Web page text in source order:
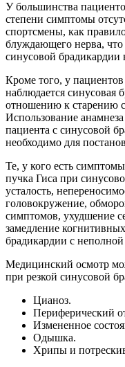
У большинства
степени симптомы
спортсмены, как
блуждающего нерва, что
синусовой брадикардии
Кроме того, у
наблюдается синусовая
отношению к старению
Использование
пациента с синусовой
необходимо для
Те, у кого есть
пучка Гиса при
усталость,
головокружение,
симптомов, ухудшение
замедление
брадикардии с
Медицинский осмотр
при резкой синусовой
Цианоз.
Периферический
Измененное
Одышка.
Хрипы и